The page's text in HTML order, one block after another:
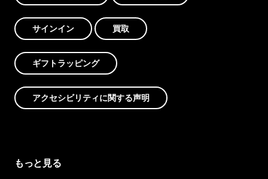
サインイン 買取
ギフトラッピング
アクセシビリティに関する声明
もっと見る